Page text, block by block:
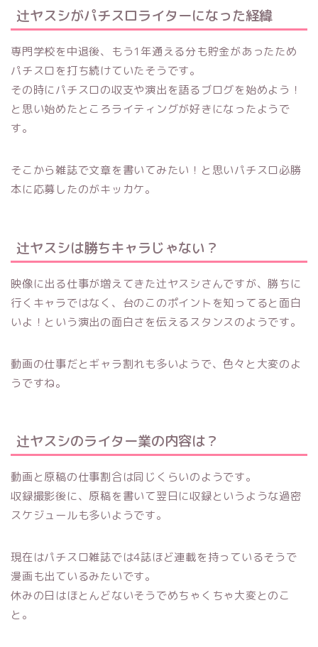
辻ヤスシがパチスロライターになった経緯
専門学校を中退後、もう1年通える分も貯金があったため
パチスロを打ち続けていたそうです。
その時にパチスロの収支や演出を語るブログを始めよう！
と思い始めたところライティングが好きになったようで
す。
そこから雑誌で文章を書いてみたい！と思いパチスロ必勝
本に応募したのがキッカケ。
辻ヤスシは勝ちキャラじゃない？
映像に出る仕事が増えてきた辻ヤスシさんですが、勝ちに
行くキャラではなく、台のこのポイントを知ってると面白
いよ！という演出の面白さを伝えるスタンスのようです。
動画の仕事だとギャラ割れも多いようで、色々と大変のよ
うですね。
辻ヤスシのライター業の内容は？
動画と原稿の仕事割合は同じくらいのようです。
収録撮影後に、原稿を書いて翌日に収録というような過密
スケジュールも多いようです。
現在はパチスロ雑誌では4誌ほど連載を持っているそうで
漫画も出ているみたいです。
休みの日はほとんどないそうでめちゃくちゃ大変とのこ
と。